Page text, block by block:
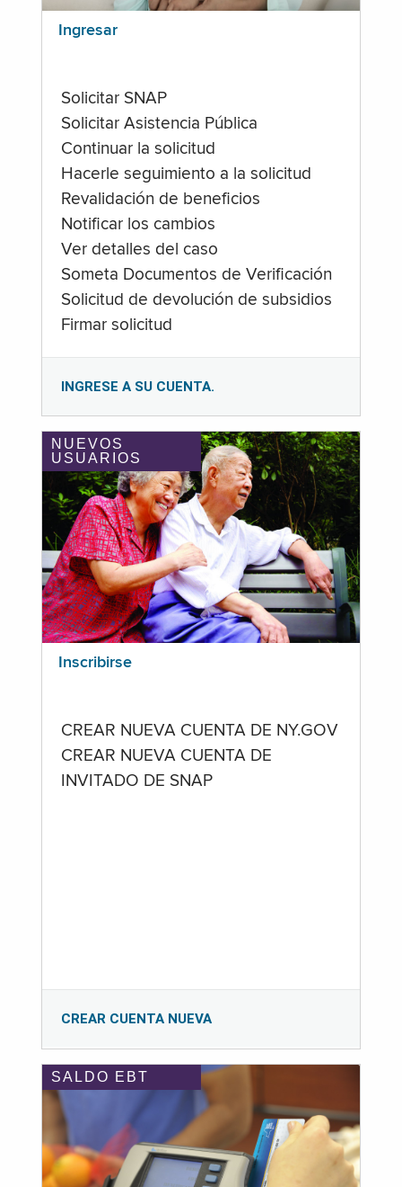
Ingresar
Solicitar SNAP
Solicitar Asistencia Pública
Continuar la solicitud
Hacerle seguimiento a la solicitud
Revalidación de beneficios
Notificar los cambios
Ver detalles del caso
Someta Documentos de Verificación
Solicitud de devolución de subsidios
Firmar solicitud
INGRESE A SU CUENTA.
NUEVOS
USUARIOS
Inscribirse
CREAR NUEVA CUENTA DE NY.GOV
CREAR NUEVA CUENTA DE
INVITADO DE SNAP
CREAR CUENTA NUEVA
SALDO EBT